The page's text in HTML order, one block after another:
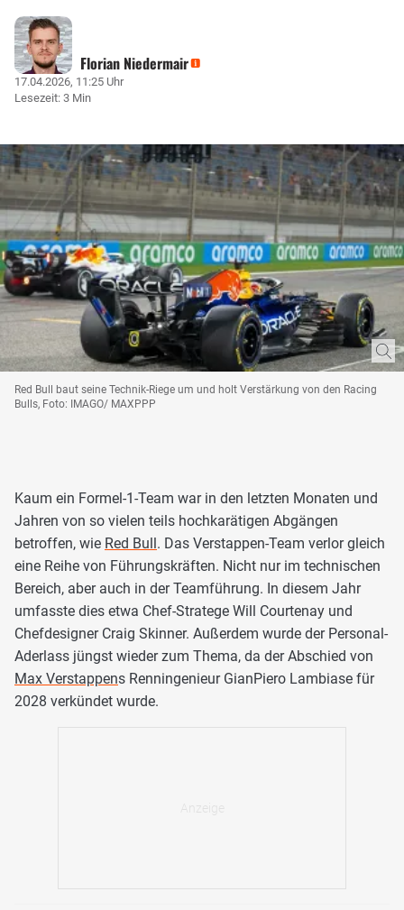
Florian Niedermair
17.04.2026, 11:25 Uhr
Lesezeit: 3 Min
Red Bull baut seine Technik-Riege um und holt Verstärkung von den Racing
Bulls, Foto: IMAGO/ MAXPPP
Kaum ein Formel-1-Team war in den letzten Monaten und
Jahren von so vielen teils hochkarätigen Abgängen
betroffen, wie Red Bull. Das Verstappen-Team verlor gleich
eine Reihe von Führungskräften. Nicht nur im technischen
Bereich, aber auch in der Teamführung. In diesem Jahr
umfasste dies etwa Chef-Stratege Will Courtenay und
Chefdesigner Craig Skinner. Außerdem wurde der Personal-
Aderlass jüngst wieder zum Thema, da der Abschied von
Max Verstappens Renningenieur GianPiero Lambiase für
2028 verkündet wurde.